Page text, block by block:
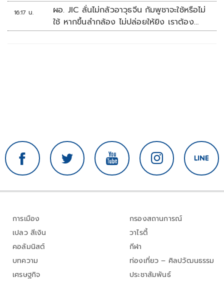
16:17 น.
ผอ. JIC ลั่นไม่กลัวอาวุธจีน กัมพูชาจะใช้หรือไม่
ใช้ หากขึ้นลำกล้อง ไม่ปล่อยให้ยิง เราต้อง
จัดการก่อน
การเมือง
เปลว สีเงิน
คอลัมนิสต์
บทความ
เศรษฐกิจ
กรองสถานการณ์
วาไรตี้
กีฬา
ท่องเที่ยว – ศิลปวัฒนธรรม
ประชาสัมพันธ์